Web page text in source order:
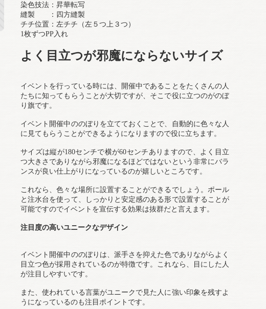
染色技法：昇華転写
縫製 ：四方縫製
チチ位置：左チチ（左５つ上３つ）
1枚ずつPP入れ
よく目立つが邪魔にならないサイズ
イベントを行っている時には、開催中であることをたくさんの人
たちに知ってもらうことが大切ですが、そこで役に立つのがのぼ
り旗です。
イベント開催中ののぼりを立てておくことで、自動的に色々な人
に見てもらうことができるようになりますので役に立ちます。
サイズは縦が180センチで横が60センチありますので、よく目立
つ大きさでありながら邪魔になるほどではないという非常にバラ
ンスが良い仕上がりになっているのが嬉しいところです。
これなら、色々な場所に設置することができるでしょう。ポール
と注水台を使って、しっかりと安定感のある形で設置することが
可能ですのでイベントを宣伝する効果は抜群だと言えます。
注目度の高いユニークなデザイン
イベント開催中ののぼりは、派手さを抑えた色でありながらよく
目立つ色が採用されているのが特徴です。これなら、目にした人
が注目しやすいです。
また、使われている言葉がユニークで見た人に強い印象を残すよ
うになっているのも注目ポイントです。